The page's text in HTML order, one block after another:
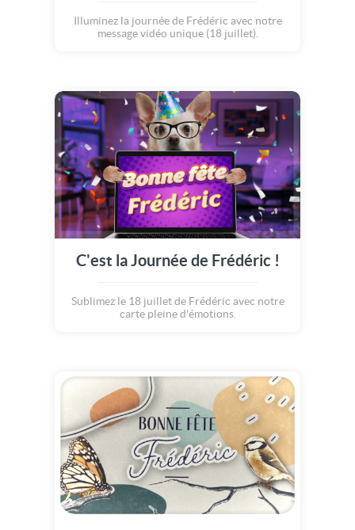
Illuminez la journée de Frédéric avec notre
message vidéo unique (18 juillet).
C'est la Journée de Frédéric !
Sublimez le 18 juillet de Frédéric avec notre
carte pleine d'émotions.